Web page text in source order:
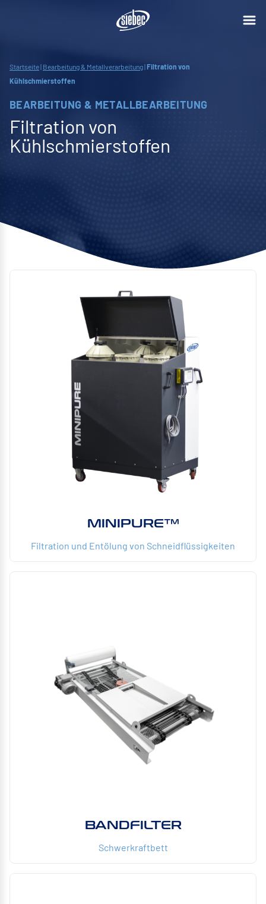
Startseite| Bearbeitung & Metallverarbeitung|Filtration von
Kühlschmierstoffen
BEARBEITUNG & METALLBEARBEITUNG
Filtration von
Kühlschmierstoffen
MINIPURE™
Filtration und Entölung von Schneidflüssigkeiten
BANDFILTER
Schwerkraftbett